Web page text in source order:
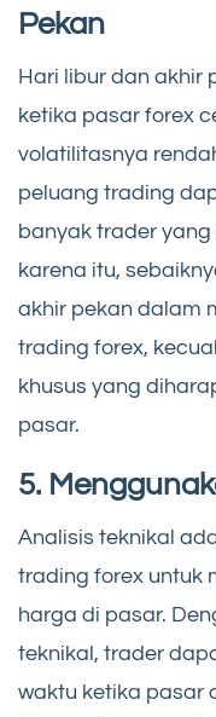
Pekan
Hari libur dan akhir
ketika pasar forex
volatilitasnya
peluang trading
banyak trader
karena itu,
akhir pekan dalam
trading forex,
khusus yang
pasar.
5.
Analisis teknikal
trading forex untuk
harga di pasar.
teknikal, trader
waktu ketika pasar